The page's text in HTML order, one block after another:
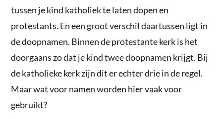
tussen je kind katholiek te laten dopen en
protestants. En een groot verschil daartussen ligt in
de doopnamen. Binnen de protestante kerk is het
doorgaans zo dat je kind twee doopnamen krijgt. Bij
de katholieke kerk zijn dit er echter drie in de regel.
Maar wat voor namen worden hier vaak voor
gebruikt?